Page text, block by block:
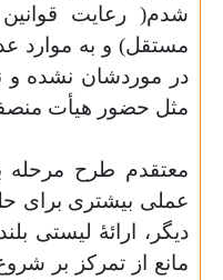
شدم( رعایت
مستقل) و به موارد
در موردشان نشده و
مثل حضور هیأت
معتقدم طرح مرحله
عملی بیشتری برای
دیگر، ارائهٔ لیستی
مانع از تمرکز بر